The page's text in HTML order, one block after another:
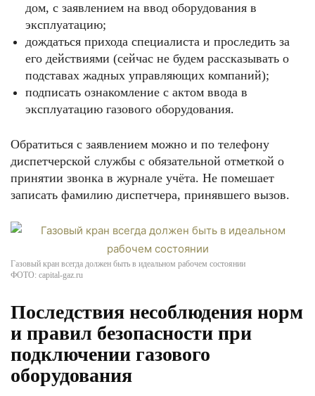
дом, с заявлением на ввод оборудования в
эксплуатацию;
дождаться прихода специалиста и проследить за
его действиями (сейчас не будем рассказывать о
подставах жадных управляющих компаний);
подписать ознакомление с актом ввода в
эксплуатацию газового оборудования.
Обратиться с заявлением можно и по телефону
диспетчерской службы с обязательной отметкой о
принятии звонка в журнале учёта. Не помешает
записать фамилию диспетчера, принявшего вызов.
Газовый кран всегда должен быть в идеальном рабочем состоянии
ФОТО: capital-gaz.ru
Последствия несоблюдения норм
и правил безопасности при
подключении газового
оборудования